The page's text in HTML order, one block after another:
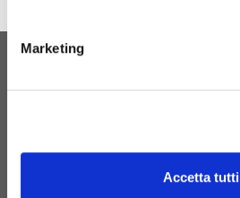
Marketing
Accetta tutti